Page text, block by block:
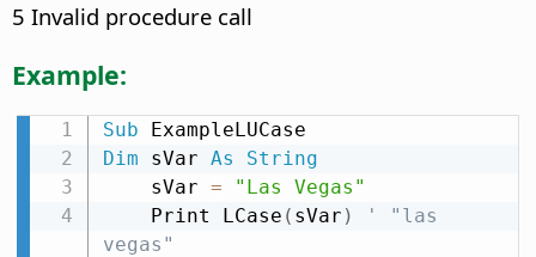
5 Invalid procedure call
Example:
Sub
Dim sVar As
String
    sVar
=
"Las Vegas"
    Print LCase
( sVar )
' "las
vegas"